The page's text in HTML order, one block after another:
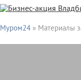
Муром24 » Материалы